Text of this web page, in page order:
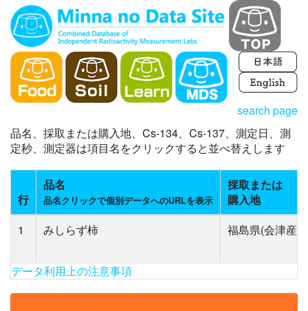
search page
品名、採取または購入地、Cs-134、Cs-137、測定日、測
定秒、測定器は項目名をクリックすると並べ替えします
行
品名
品名クリックで個別データへのURLを表示
採取または
購入地
1
みしらず柿 福島県(会津産)
データ利用上の注意事項